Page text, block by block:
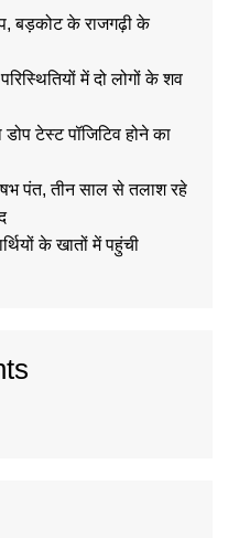
बड़कोट के राजगढ़ी के
में दो लोगों के शव
टेस्ट पॉजिटिव होने का
पंत, तीन साल से तलाश रहे
के खातों में पहुंची